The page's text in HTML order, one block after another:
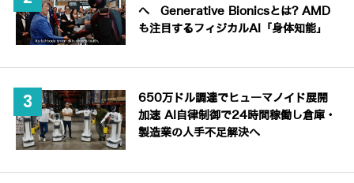
へ Generative Bionicsとは? AMD
も注目するフィジカルAI「身体知能」
650万ドル調達でヒューマノイド展開
加速 AI自律制御で24時間稼働し倉庫・
製造業の人手不足解決へ